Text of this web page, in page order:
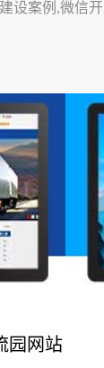
设案例,微信
园网站